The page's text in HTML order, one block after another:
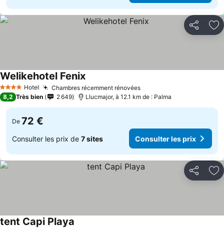
Partager
4 Étoiles Hotel Chambres récemment rénovées
Welikehotel Fenix
8,2 Très bien 2 649 Llucmajor, à 12.1 km de : Palma
De 72 €
Consulter les prix de 7 sites Consulter les prix
Partager
tent Capi Playa